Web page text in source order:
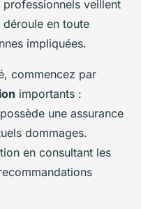
veillent
en toute
impliquées.
commencez par
importants :
une assurance
dommages.
en consultant les